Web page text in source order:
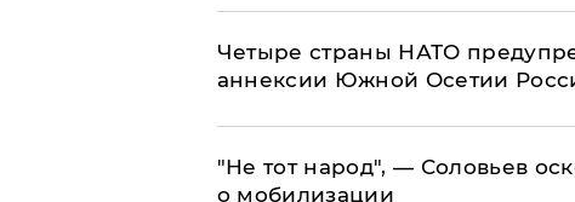
Четыре страны НАТО
аннексии Южной Осетии
​"Не тот народ", — Соловьев
о мобилизации